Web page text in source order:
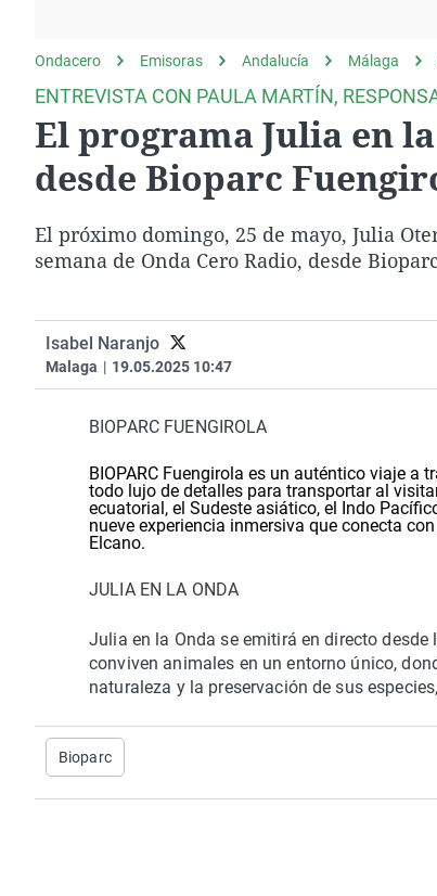
gato
Equipo de investigación
Operación Viuda
Negra
Navarra
Ondacero Emisoras Andalucía Málaga
ENTREVISTA CON PAULA MARTÍN,
El programa Julia en
desde Bioparc
El próximo domingo, 25 de mayo, Julia
semana de Onda Cero Radio, desde
Isabel Naranjo
Malaga | 19.05.2025 10:47
BIOPARC FUENGIROLA
BIOPARC Fuengirola es un auténtico viaje a
todo lujo de detalles para transportar al
ecuatorial, el Sudeste asiático, el Indo
nueve experiencia inmersiva que conecta
Elcano.
JULIA EN LA ONDA
Julia en la Onda se emitirá en directo
conviven animales en un entorno único,
naturaleza y la preservación de sus
Bioparc